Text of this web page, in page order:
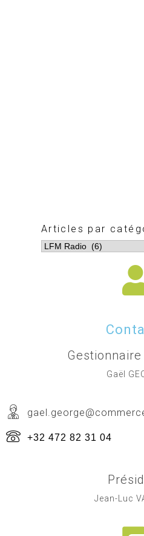
Articles par
Gaël
+32 472 82 31 04
Jean-Luc